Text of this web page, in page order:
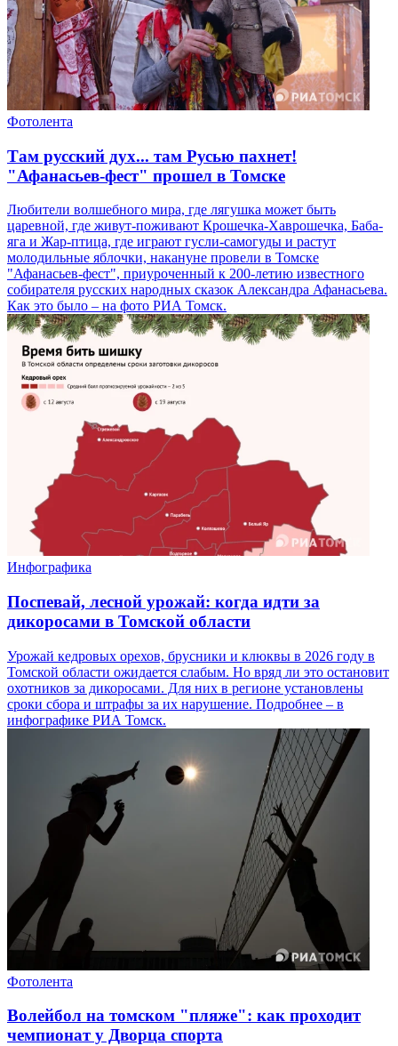
Фотолента
Там русский дух... там Русью пахнет!
"Афанасьев-фест" прошел в Томске
Любители волшебного мира, где лягушка может быть
царевной, где живут-поживают Крошечка-Хаврошечка, Баба-
яга и Жар-птица, где играют гусли-самогуды и растут
молодильные яблочки, накануне провели в Томске
"Афанасьев-фест", приуроченный к 200-летию известного
собирателя русских народных сказок Александра Афанасьева.
Как это было – на фото РИА Томск.
Инфографика
Поспевай, лесной урожай: когда идти за
дикоросами в Томской области
Урожай кедровых орехов, брусники и клюквы в 2026 году в
Томской области ожидается слабым. Но вряд ли это остановит
охотников за дикоросами. Для них в регионе установлены
сроки сбора и штрафы за их нарушение. Подробнее – в
инфографике РИА Томск.
Фотолента
Волейбол на томском "пляже": как проходит
чемпионат у Дворца спорта